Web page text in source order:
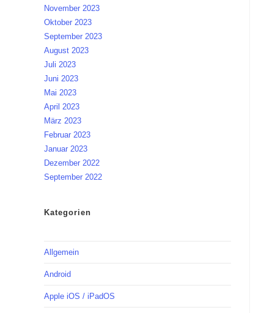
November 2023
Oktober 2023
September 2023
August 2023
Juli 2023
Juni 2023
Mai 2023
April 2023
März 2023
Februar 2023
Januar 2023
Dezember 2022
September 2022
Kategorien
Allgemein
Android
Apple iOS / iPadOS